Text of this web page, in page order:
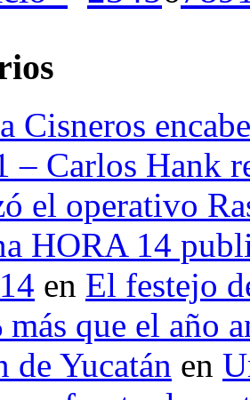
Cisneros
– Carlos Hank
el operativo
HORA 14
en El festejo
más que el año
de Yucatán en